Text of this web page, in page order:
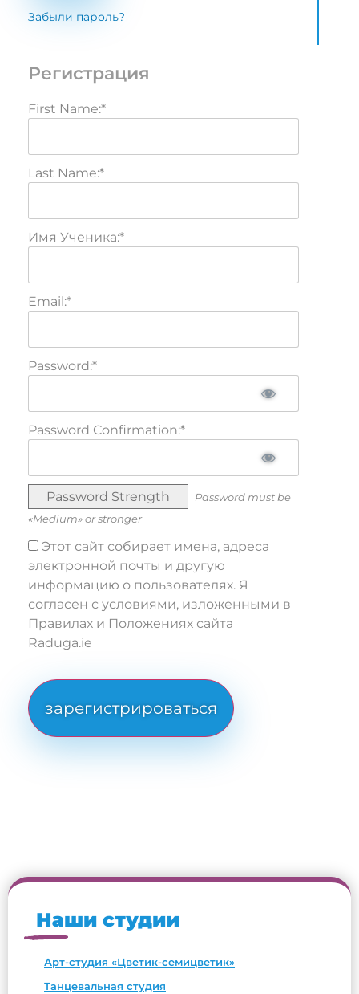
Забыли пароль?
Регистрация
First Name:*
Last Name:*
Имя Ученика:*
Email:*
Password:*
Password Confirmation:*
Password Strength
Password must be
«Medium» or stronger
Этот сайт собирает имена, адреса
электронной почты и другую
информацию о пользователях. Я
согласен с условиями, изложенными в
Правилах и Положениях сайта
Raduga.ie
No val
Наши студии
Арт-студия «Цветик-семицветик»
Танцевальная студия